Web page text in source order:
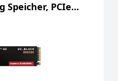
Speicher, PCIe